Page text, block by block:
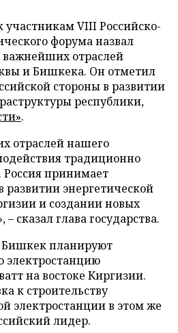
VIII Российско-
форума назвал
важнейших отраслей
и Бишкека. Он отметил
стороны в развитии
республики,
.
отраслей нашего
традиционно
Россия принимает
развитии энергетической
и создании новых
сказал глава государства.
Бишкек планируют
электростанцию
на востоке Киргизии.
к строительству
электростанции в этом же
лидер.